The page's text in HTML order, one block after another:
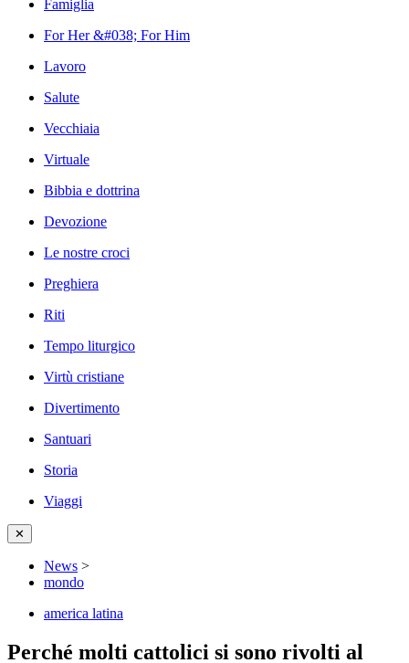
Famiglia
For Her &#038; For Him
Lavoro
Salute
Vecchiaia
Virtuale
Bibbia e dottrina
Devozione
Le nostre croci
Preghiera
Riti
Tempo liturgico
Virtù cristiane
Divertimento
Santuari
Storia
Viaggi
✕
News >
mondo
america latina
Perché molti cattolici si sono rivolti al